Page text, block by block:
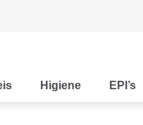
Higiene EPI’s